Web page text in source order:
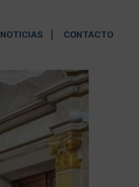
NOTICIAS CONTACTO